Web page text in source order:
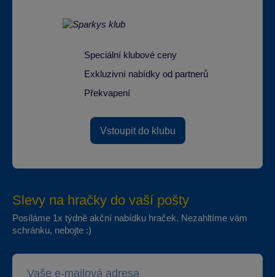
Speciální klubové ceny
Exkluzivní nabídky od partnerů
Překvapení
Vstoupit do klubu
Slevy na hračky do vaší pošty
Posíláme 1x týdně akční nabídku hraček. Nezahltíme vám
schránku, nebojte :)